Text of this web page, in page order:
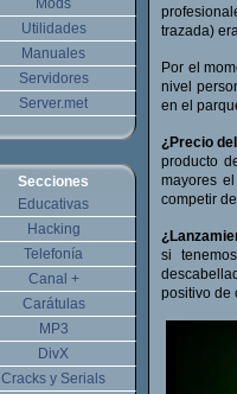
trazada)
Por el
nivel
en el
¿Precio
producto
mayores
competir
si
positivo de
Mods
Utilidades
Manuales
Servidores
Server.met
Secciones
Educativas
Hacking
Telefonía
Canal +
Carátulas
MP3
DivX
Cracks y Serials